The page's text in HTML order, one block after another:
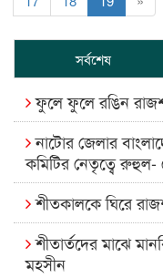
সর্বশেষ
ফুলে ফুলে রঙিন
নাটোর জেলার
কমিটির নেতৃত্বে
শীতকালকে ঘিরে
শীতার্তদের মাঝে
মহসীন